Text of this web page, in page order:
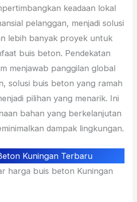
keadaan lokal
pelanggan, menjadi solusi
lebih banyak proyek untuk
buis beton. Pendekatan
menjawab panggilan global
solusi buis beton yang ramah
pilihan yang menarik. Ini
bahan yang berkelanjutan
dampak lingkungan.
Kuningan Terbaru
harga buis beton Kuningan